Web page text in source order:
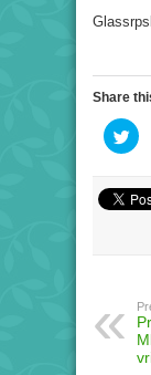
Share
to
in